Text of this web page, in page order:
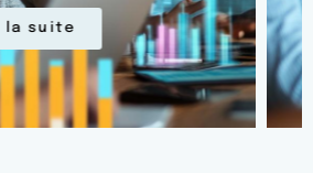
Lire la suite